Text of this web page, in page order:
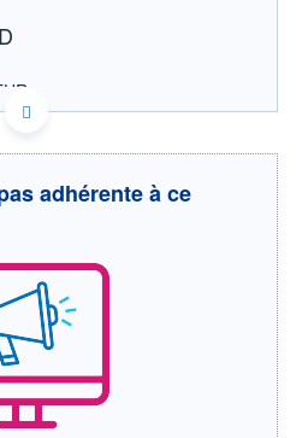
ACTIONNAIRES
19h50
CLÔTURE VEILLE
adhérente à ce